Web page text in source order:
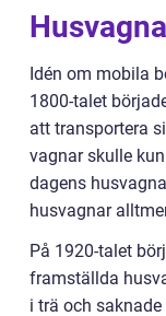
Idén om mobila
1800-talet
att transportera
vagnar skulle
dagens
husvagnar
På 1920-talet
framställda
i trä och